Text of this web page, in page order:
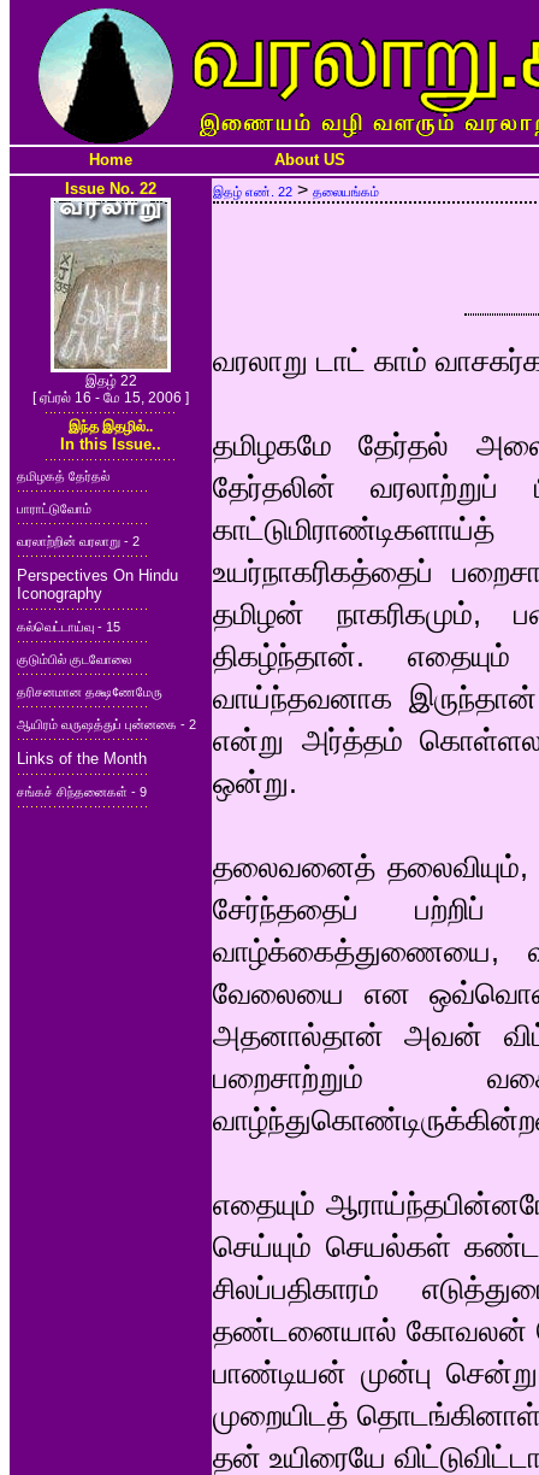
Home
About US
Issue No. 22
இதழ் 22
[ ஏப்ரல் 16 - மே 15, 2006 ]
இந்த இதழில்..
In this Issue..
தமிழகத் தேர்தல்
பாராட்டுவோம்
வரலாற்றின் வரலாறு - 2
Perspectives On Hindu
Iconography
கல்வெட்டாய்வு - 15
குடும்பில் குடவோலை
தரிசனமான தக்ஷ¢ணமேரு
ஆயிரம் வருஷத்துப் புன்னகை - 2
Links of the Month
சங்கச் சிந்தனைகள் - 9
இதழ் எண். 22 > தலையங்கம்
வரலாறு டாட் காம்
தமிழகமே தேர்தல்
தேர்தலின்
உயர்நாகரிகத்தைப்
தமிழன் நாகரிகமும்,
திகழ்ந்தான்.
வாய்ந்தவனாக
என்று அர்த்தம்
ஒன்று.
தலைவனைத் தலைவியும்,
சேர்ந்ததைப்
வாழ்க்கைத்துணையை,
வேலையை என
அதனால்தான் அவன்
பறைசாற்றும்
எதையும்
செய்யும் செயல்கள்
சிலப்பதிகாரம்
தண்டனையால் கோவலன்
பாண்டியன் முன்பு
முறையிடத்
தன் உயிரையே